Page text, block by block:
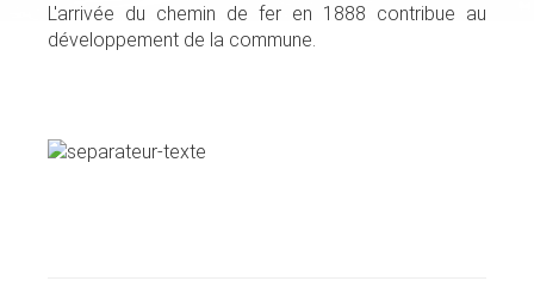
L'arrivée du chemin de fer en 1888 contribue au
développement de la commune.